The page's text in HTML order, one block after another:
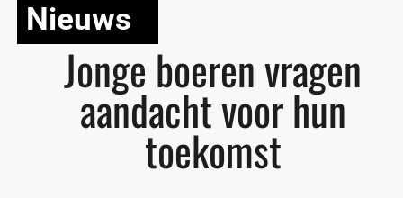
Nieuws
Jonge boeren vragen
aandacht voor hun
toekomst